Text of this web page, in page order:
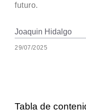
futuro.
Joaquin Hidalgo
29/07/2025
Tabla de